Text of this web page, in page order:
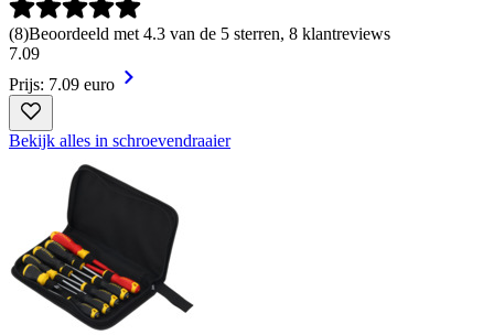
(8)Beoordeeld met 4.3 van de 5 sterren, 8 klantreviews
7.09
Prijs: 7.09 euro
Bekijk alles in schroevendraaier